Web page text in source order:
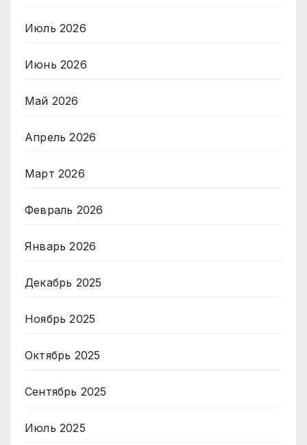
Июль 2026
Июнь 2026
Май 2026
Апрель 2026
Март 2026
Февраль 2026
Январь 2026
Декабрь 2025
Ноябрь 2025
Октябрь 2025
Сентябрь 2025
Июль 2025